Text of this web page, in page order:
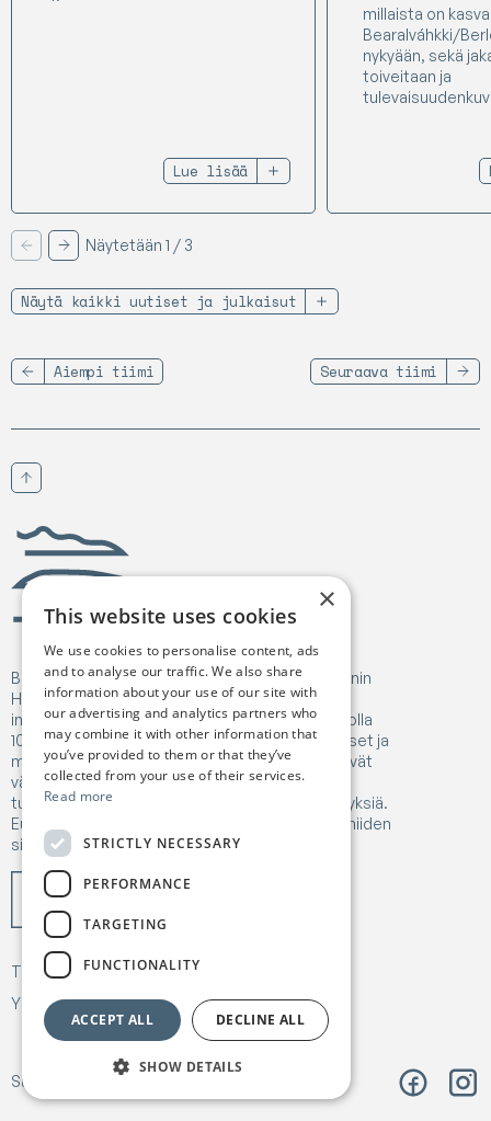
Lue lisää
millaista on
Bearalváhkki/
nykyään, sekä
toiveitaan ja
EdellinenSeuraava
Näytetään 1 / 3
Näytä kaikki uutiset ja julkaisut
Aiempi tiimi Seuraava tiimi
Vieritä ylös
Birgejupmi
Birgejupmi on saanut rahoitusta Euroopan unionin
Horizon Europe -tutkimus- ja
innovaatiorahoitusohjelmasta, sopimusnumerolla
101182041. Näissä julkaisuissa esitetyt näkemykset ja
mielipiteet ovat kuitenkin vain tekijänsä ja ne eivät
välttämättä edusta Euroopan unionin tai
tutkimusalan toimeenpanoviraston (REA) käsityksiä.
Euroopan unioni tai rahoittaja ei ole vastuussa niiden
sisällöstä.
Tietoa Työmme
Uutiset & Julkaisut
Yhteystiedot
Tietosuoja ja -käytännöt
Suunnittelu: Árvu
×
This website uses cookies
We use cookies to personalise content, ads
and to analyse our traffic. We also share
information about your use of our site with
our advertising and analytics partners who
may combine it with other information that
you’ve provided to them or that they’ve
collected from your use of their services.
Read more
STRICTLY NECESSARY
PERFORMANCE
TARGETING
FUNCTIONALITY
ACCEPT ALL DECLINE ALL
SHOW DETAILS